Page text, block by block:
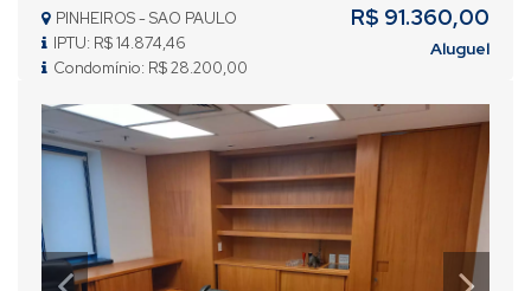
PINHEIROS - SAO PAULO
IPTU: R$ 14.874,46
Condomínio: R$ 28.200,00
R$ 91.360,00
Aluguel
Previous